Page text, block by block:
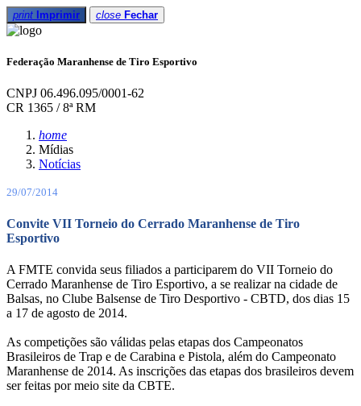
print Imprimir close Fechar
Federação Maranhense de Tiro Esportivo
CNPJ 06.496.095/0001-62
CR 1365 / 8ª RM
home
Mídias
Notícias
29/07/2014
Convite VII Torneio do Cerrado Maranhense de Tiro
Esportivo
A FMTE convida seus filiados a participarem do VII Torneio do
Cerrado Maranhense de Tiro Esportivo, a se realizar na cidade de
Balsas, no Clube Balsense de Tiro Desportivo - CBTD, dos dias 15
a 17 de agosto de 2014.
As competições são válidas pelas etapas dos Campeonatos
Brasileiros de Trap e de Carabina e Pistola, além do Campeonato
Maranhense de 2014. As inscrições das etapas dos brasileiros devem
ser feitas por meio site da CBTE.